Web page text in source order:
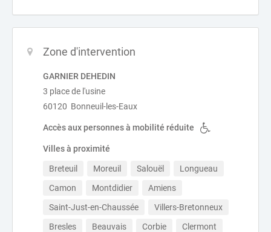
Zone d'intervention
GARNIER DEHEDIN
3 place de l'usine
60120 Bonneuil-les-Eaux
Accès aux personnes à mobilité réduite
Villes à proximité
Breteuil Moreuil Salouël
Longueau
Camon
Montdidier
Amiens
Saint-Just-en-Chaussée
Villers-Bretonneux
Bresles
Beauvais Corbie
Clermont